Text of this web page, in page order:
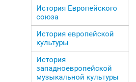
История Европейского
союза
История европейской
культуры
История
западноевропейской
музыкальной культуры